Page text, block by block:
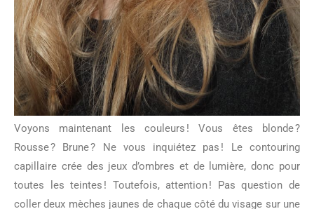
Voyons maintenant les couleurs ! Vous êtes blonde ?
Rousse ? Brune ? Ne vous inquiétez pas ! Le contouring
capillaire crée des jeux d’ombres et de lumière, donc pour
toutes les teintes ! Toutefois, attention ! Pas question de
coller deux mèches jaunes de chaque côté du visage sur une